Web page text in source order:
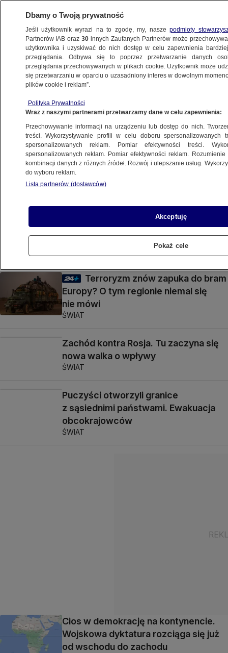
MALI
Tuaregowie zabili co najmniej 20
rosyjskich najemników. Zapozowali
z ukraińską flagą
ŚWIAT
Rosjanie w tuareskiej pułapce. Mogło
zginąć kilkudziesięciu byłych
wagnerowców
Wstrzymali loty w całym kraju.
Terroryzm znów zapuka do bram
Europy? O tym regionie niemal się
nie mówi
ŚWIAT
Zachód kontra Rosja. Tu zaczyna się
nowa walka o wpływy
ŚWIAT
Puczyści otworzyli granice
z sąsiednimi państwami. Ewakuacja
obcokrajowców
ŚWIAT
Cios w demokrację na kontynencie.
Wojskowa dyktatura rozciąga się już
od wschodu do zachodu
Dbamy o Twoją prywatność
Jeśli użytkownik wyrazi na to zgodę, my, naszepodmioty
Partnerów IAB oraz30 innych Zaufanych Partnerów może
użytkownika i uzyskiwać do nich dostęp w celu zapewnienia
przeglądania. Odbywa się to poprzez przetwarzanie danych
przeglądania przechowywanych w plikach cookie. Użytkownik może
się przetwarzaniu w oparciu o uzasadniony interes w dowolnym
plików cookie i reklam”.
Polityka Prywatności
Wraz z naszymi partnerami przetwarzamy dane w celu zapewnienia:
Przechowywanie informacji na urządzeniu lub dostęp do nich.
treści. Wykorzystywanie profili w celu doboru spersonalizowanych
spersonalizowanych reklam. Pomiar efektywności treści.
spersonalizowanych reklam. Pomiar efektywności reklam.
kombinacji danych z różnych źródeł. Rozwój i ulepszanie usług.
do wyboru reklam.
Lista partnerów (dostawców)
Akceptuję
Pokaż cele